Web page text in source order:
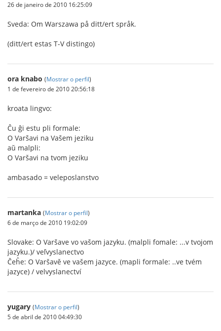
26 de janeiro de 2010 16:25:09
Sveda: Om Warszawa på ditt/ert språk.
(ditt/ert estas T-V distingo)
ora knabo (Mostrar o perfil)
1 de fevereiro de 2010 20:56:18
kroata lingvo:
Ĉu ĝi estu pli formale:
O Varšavi na Vašem jeziku
aŭ malpli:
O Varšavi na tvom jeziku
ambasado = veleposlanstvo
martanka (Mostrar o perfil)
6 de março de 2010 19:02:09
Slovake: O Varšave vo vašom jazyku. (malpli fomale: ...v tvojom
jazyku.)/ veľvyslanectvo
Ĉeĥe: O Varšavě ve vašem jazyce. (mapli formale: ..ve tvém
jazyce) / velvyslanectví
yugary (Mostrar o perfil)
5 de abril de 2010 04:49:30